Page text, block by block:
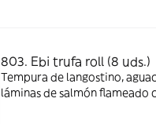
803. Ebi trufa roll (8 uds.)
Tempura de langostino,
láminas de salmón flameado